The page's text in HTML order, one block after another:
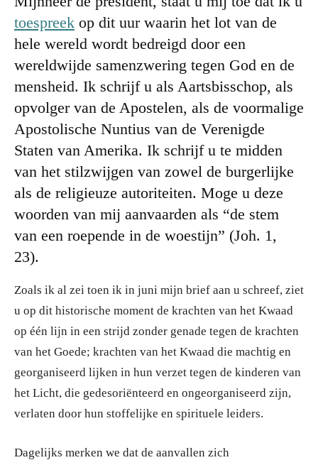
toespreek op dit uur waarin het lot van de
hele wereld wordt bedreigd door een
wereldwijde samenzwering tegen God en de
mensheid. Ik schrijf u als Aartsbisschop, als
opvolger van de Apostelen, als de voormalige
Apostolische Nuntius van de Verenigde
Staten van Amerika. Ik schrijf u te midden
van het stilzwijgen van zowel de burgerlijke
als de religieuze autoriteiten. Moge u deze
woorden van mij aanvaarden als “de stem
van een roepende in de woestijn” (Joh. 1,
23).
Zoals ik al zei toen ik in juni mijn brief aan u schreef, ziet
u op dit historische moment de krachten van het Kwaad
op één lijn in een strijd zonder genade tegen de krachten
van het Goede; krachten van het Kwaad die machtig en
georganiseerd lijken in hun verzet tegen de kinderen van
het Licht, die gedesoriënteerd en ongeorganiseerd zijn,
verlaten door hun stoffelijke en spirituele leiders.
Dagelijks merken we dat de aanvallen zich